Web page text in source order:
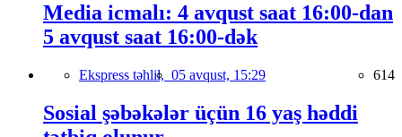
Media icmalı: 4 avqust saat 16:00-dan
5 avqust saat 16:00-dək
Ekspress təhlil, 05 avqust, 15:29 614
Sosial şəbəkələr üçün 16 yaş həddi